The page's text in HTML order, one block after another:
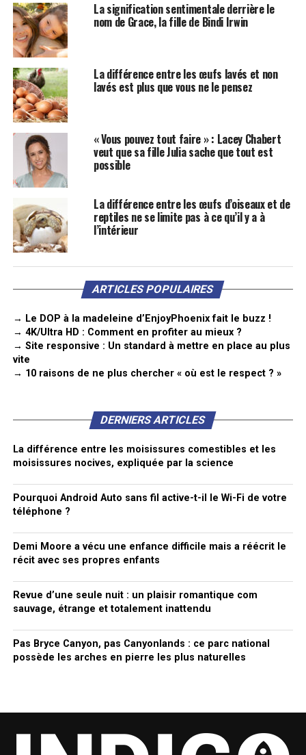
La signification sentimentale derrière le
nom de Grace, la fille de Bindi Irwin
La différence entre les œufs lavés et non
lavés est plus que vous ne le pensez
« Vous pouvez tout faire » : Lacey Chabert
veut que sa fille Julia sache que tout est
possible
La différence entre les œufs d’oiseaux et de
reptiles ne se limite pas à ce qu’il y a à
l’intérieur
ARTICLES POPULAIRES
→ Le DOP à la madeleine d’EnjoyPhoenix fait le buzz !
→ 4K/Ultra HD : Comment en profiter au mieux ?
→ Site responsive : Un standard à mettre en place au plus
vite
→ 10 raisons de ne plus chercher « où est le respect ? »
DERNIERS ARTICLES
La différence entre les moisissures comestibles et les
moisissures nocives, expliquée par la science
Pourquoi Android Auto sans fil active-t-il le Wi-Fi de votre
téléphone ?
Demi Moore a vécu une enfance difficile mais a réécrit le
récit avec ses propres enfants
Revue d’une seule nuit : un plaisir romantique com
sauvage, étrange et totalement inattendu
Pas Bryce Canyon, pas Canyonlands : ce parc national
possède les arches en pierre les plus naturelles